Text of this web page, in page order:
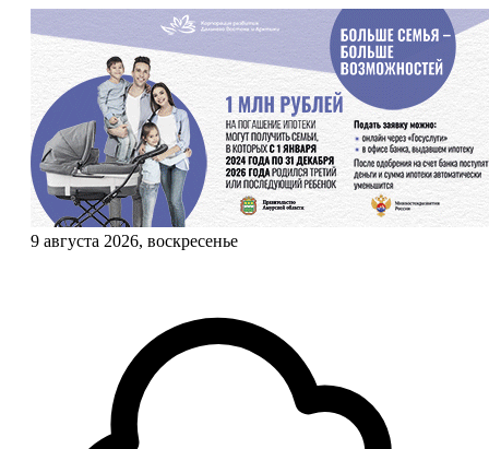
9 августа 2026, воскресенье